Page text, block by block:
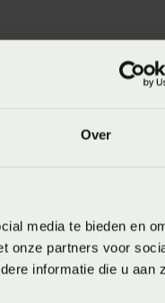
Over
media te bieden en
onze partners voor
informatie die u aan